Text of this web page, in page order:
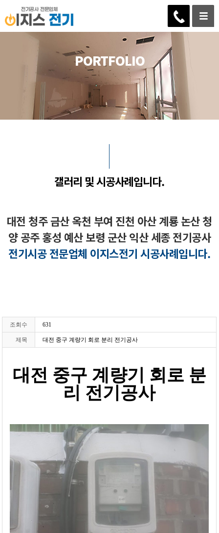
PORTFOLIO
갤러리 및 시공사례입니다.
대전 청주 금산 옥천 부여 진천 아산 계룡 논산 청
양 공주 홍성 예산 보령 군산 익산 세종 전기공사
전기시공 전문업체 이지스전기 시공사례입니다.
조회수 631
제목 대전 중구 계량기 회로 분리 전기공사
대전 중구 계량기 회로 분
리 전기공사